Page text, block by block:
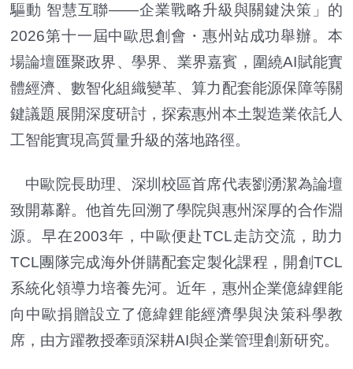
驅動 智慧互聯——企業戰略升級與關鍵決策」的
2026第十一屆中歐思創會・惠州站成功舉辦。本
場論壇匯聚政界、學界、業界嘉賓，圍繞AI賦能實
體經濟、數智化組織變革、算力配套能源保障等關
鍵議題展開深度研討，探索惠州本土製造業依託人
工智能實現高質量升級的落地路徑。
中歐院長助理、深圳校區首席代表劉湧潔為論壇
致開幕辭。他首先回溯了學院與惠州深厚的合作淵
源。早在2003年，中歐便赴TCL走訪交流，助力
TCL團隊完成海外併購配套定製化課程，開創TCL
系統化領導力培養先河。近年，惠州企業億緯鋰能
向中歐捐贈設立了億緯鋰能經濟學與決策科學教
席，由方躍教授牽頭深耕AI與企業管理創新研究。